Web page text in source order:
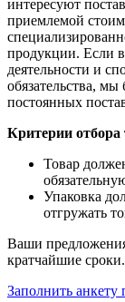
интересуют
приемлемой
продукции. Если
деятельности и
обязательства,
постоянных
Критерии отбора
Товар
Упаковка
отгружать
Ваши
кратчайшие сроки.
Заполнить анкету